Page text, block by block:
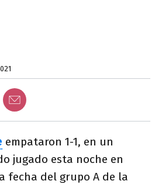
empataron 1-1, en un
jugado esta noche en
fecha del grupo A de la